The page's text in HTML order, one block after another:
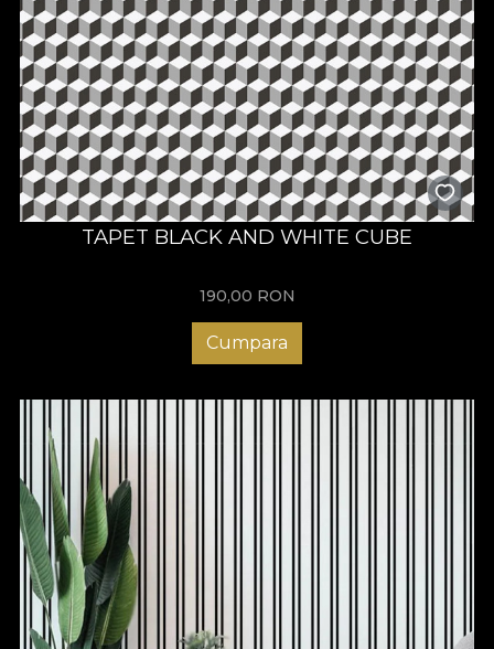
TAPET BLACK AND WHITE CUBE
190,00 RON
Cumpara